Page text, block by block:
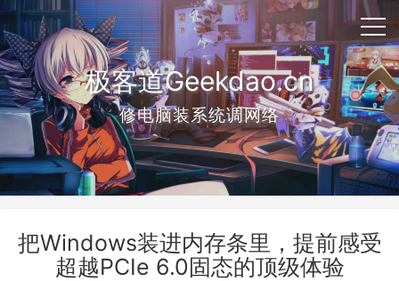
极客道Geekdao.cn
修电脑装系统调网络
把Windows装进内存条里，提前感受
超越PCIe 6.0固态的顶级体验